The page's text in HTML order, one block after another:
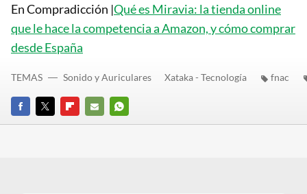
En Compradicción |Qué es Miravia: la tienda online
que le hace la competencia a Amazon, y cómo comprar
desde España
FACEBOOK
TWITTERFLIPBOARD
E-
WHATSAPP
TEMAS Sonido y Auriculares Xataka - Tecnología fnac